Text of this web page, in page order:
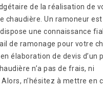
de la réalisation de
chaudière. Un ramoneur est
une connaissance
de ramonage pour votre
élaboration de devis d’un
n’a pas de frais, ni
Alors, n’hésitez à mettre en